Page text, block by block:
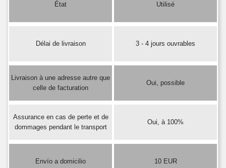
État Utilisé
Délai de livraison 3 - 4 jours ouvrables
Livraison à une adresse autre que
celle de facturation
Oui, possible
Assurance en cas de perte et de
dommages pendant le transport
Oui, à 100%
Envío a domicilio 10 EUR